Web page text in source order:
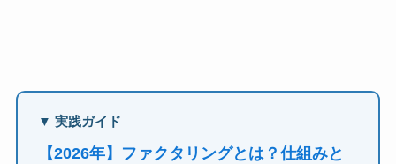
▼ 実践ガイド
【2026年】ファクタリングとは？仕組みと